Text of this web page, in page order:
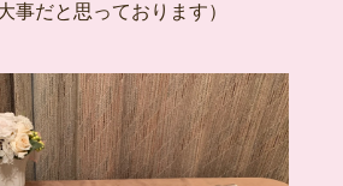
事だと思っております）